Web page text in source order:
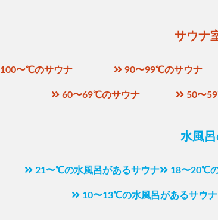
サウナ
100〜℃のサウナ 90〜99℃のサウナ
60〜69℃のサウナ 50〜
水風
21〜℃の水風呂があるサウナ 18〜20℃
10〜13℃の水風呂があるサウナ